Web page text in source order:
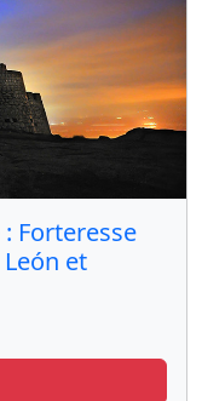
Forteresse
et